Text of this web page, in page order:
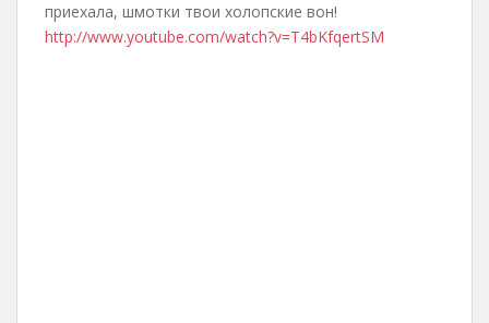
приехала, шмотки твои холопские вон!
http://www.youtube.com/watch?v=T4bKfqertSM